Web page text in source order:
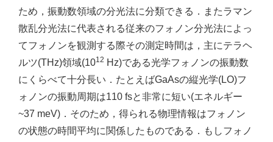
ため，振動数領域の分光法に分類できる．またラマン
散乱分光法に代表される従来のフォノン分光法によっ
てフォノンを観測する際その測定時間は，主にテラヘ
ルツ(THz)領域(1012 Hz)である光学フォノンの振動数
にくらべて十分長い．たとえばGaAsの縦光学(LO)フ
ォノンの振動周期は110 fsと非常に短い(エネルギー
~37 meV)．そのため，得られる物理情報はフォノン
の状態の時間平均に関係したものである．もしフォノ